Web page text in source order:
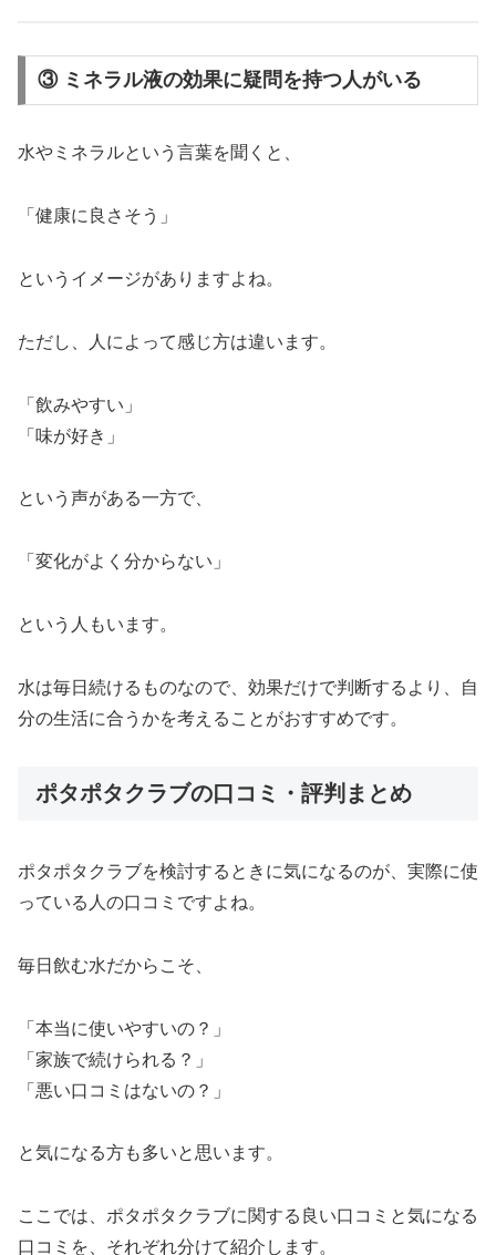
③ ミネラル液の効果に疑問を持つ人がいる
水やミネラルという言葉を聞くと、
「健康に良さそう」
というイメージがありますよね。
ただし、人によって感じ方は違います。
「飲みやすい」
「味が好き」
という声がある一方で、
「変化がよく分からない」
という人もいます。
水は毎日続けるものなので、効果だけで判断するより、自
分の生活に合うかを考えることがおすすめです。
ポタポタクラブの口コミ・評判まとめ
ポタポタクラブを検討するときに気になるのが、実際に使
っている人の口コミですよね。
毎日飲む水だからこそ、
「本当に使いやすいの？」
「家族で続けられる？」
「悪い口コミはないの？」
と気になる方も多いと思います。
ここでは、ポタポタクラブに関する良い口コミと気になる
口コミを、それぞれ分けて紹介します。